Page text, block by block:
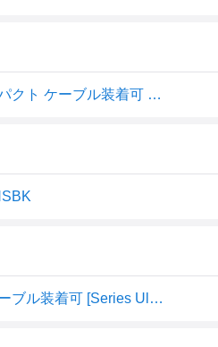
エレコム Apple Watch 充電スタンド シリコン製 横置きタイプ 小型 コンパクト ケーブル装着可 [Series Ultra 8 7
Apple Watch 充電スタンド シリコン製 横置きタイプ 小型 コンパクト ケーブル装着可 [Series Ultra